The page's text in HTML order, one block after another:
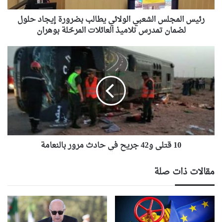
ل
ش
ي
ا
ل
و
ل
ا
ط
ا
ل
ب
ب
رئيس المجلس الشعبي الولائي يطالب بضرورة إيجاد حلول
لضمان تمدرس تلاميذ العائلات المرحّلة بوهران
ت
ل
ى
و
4
2
ح
ف
ي
ح
ا
10 قتلى و42 جريح في حادث مرور بالنعامة
مقالات ذات صلة